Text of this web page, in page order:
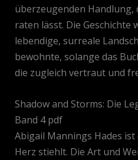
überzeugenden Handlung,
raten lässt. Die Geschichte
lebendige, surreale
bewohnte, solange das
die zugleich vertraut und
Shadow and Storms: Die
Band 4 pdf
Abigail Mannings Hades
Herz stiehlt. Die Art und